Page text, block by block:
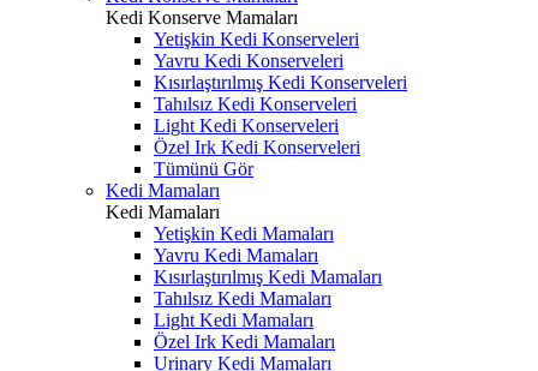
Kedi Konserve Mamaları
Yetişkin Kedi Konserveleri
Yavru Kedi Konserveleri
Kısırlaştırılmış Kedi Konserveleri
Tahılsız Kedi Konserveleri
Light Kedi Konserveleri
Özel Irk Kedi Konserveleri
Tümünü Gör
Kedi Mamaları
Kedi Mamaları
Yetişkin Kedi Mamaları
Yavru Kedi Mamaları
Kısırlaştırılmış Kedi Mamaları
Tahılsız Kedi Mamaları
Light Kedi Mamaları
Özel Irk Kedi Mamaları
Urinary Kedi Mamaları